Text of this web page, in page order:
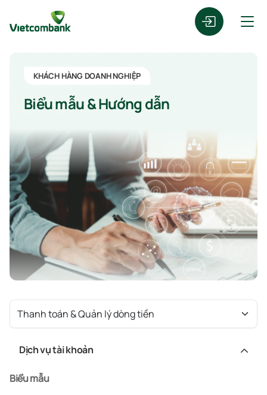
KHÁCH HÀNG DOANH NGHIỆP
Biểu mẫu & Hướng dẫn
Thanh toán & Quản lý dòng tiền
Dịch vụ tài khoản
Biểu mẫu